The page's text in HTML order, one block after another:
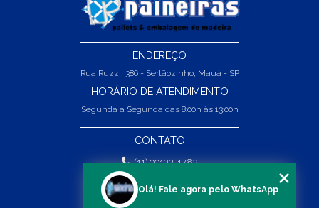
ENDEREÇO
Rua Ruzzi, 386 - Sertãozinho, Mauá - SP
HORÁRIO DE ATENDIMENTO
Segunda a Segunda das 8:00h às 13:00h
CONTATO
(11) 99132-1783
(11) 99132-1783
vendas@abpaineiras.com.br
Olá! Fale agora pelo WhatsApp